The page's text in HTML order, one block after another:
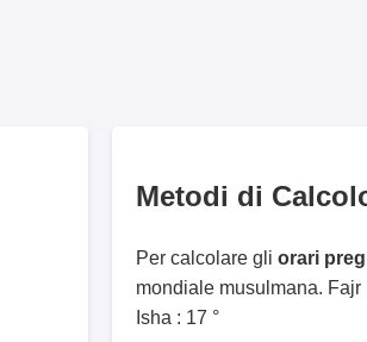
Metodi di
Per calcolare gli orari
mondiale musulmana. Fajr
Isha : 17 °